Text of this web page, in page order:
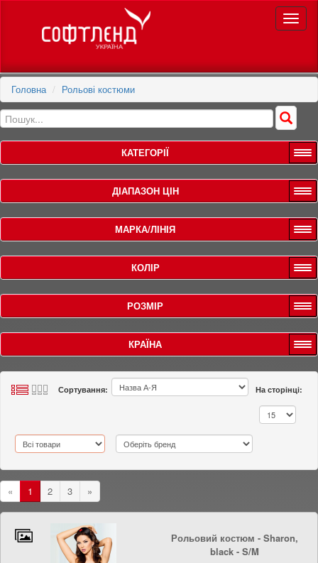
Toggle
Головна Рольові костюми
КАТЕГОРІЇ
ДІАПАЗОН ЦІН
МАРКА/ЛІНІЯ
КОЛІР
РОЗМІР
КРАЇНА
Сортування: На сторінці:
« 1 2 3 »
Рольовий костюм - Sharon,
black - S/M